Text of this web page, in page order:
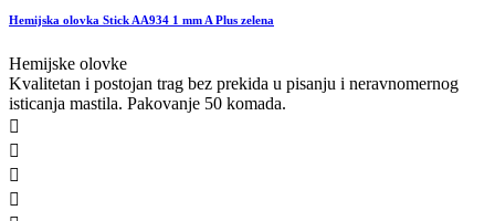
Hemijska olovka Stick AA934 1 mm A Plus zelena
Hemijske olovke
Kvalitetan i postojan trag bez prekida u pisanju i neravnomernog
isticanja mastila. Pakovanje 50 komada.



